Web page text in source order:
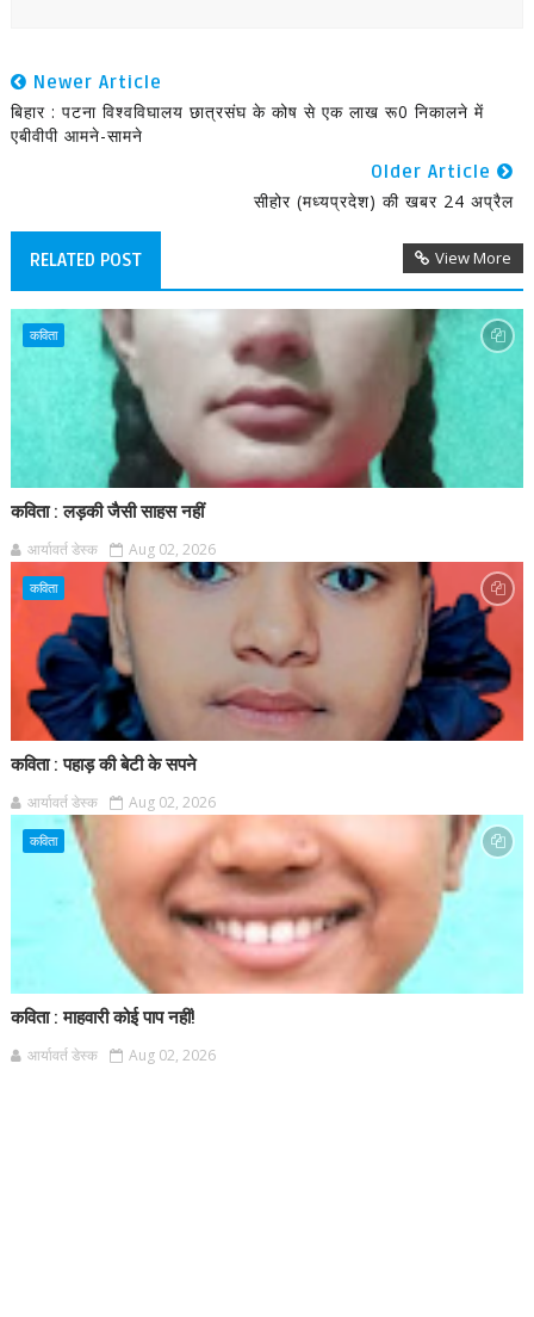
Newer Article
बिहार : पटना विश्वविघालय छात्रसंघ के कोष से एक लाख रू0 निकालने में
एबीवीपी आमने-सामने
Older Article
सीहोर (मध्यप्रदेश) की खबर 24 अप्रैल
RELATED POST View More
कविता
कविता : लड़की जैसी साहस नहीं
आर्यावर्त डेस्क Aug 02, 2026
कविता
कविता : पहाड़ की बेटी के सपने
आर्यावर्त डेस्क Aug 02, 2026
कविता
कविता : माहवारी कोई पाप नहीं!
आर्यावर्त डेस्क Aug 02, 2026